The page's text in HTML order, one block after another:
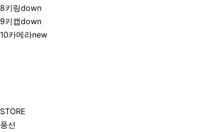
8키링down
9키캡down
10카메라new
STORE
풍선